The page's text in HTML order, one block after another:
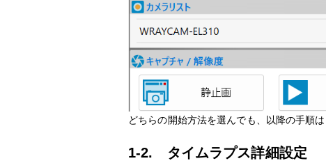
どちらの開始方法を選んでも、以降の手順は
1-2. タイムラプス詳細設定